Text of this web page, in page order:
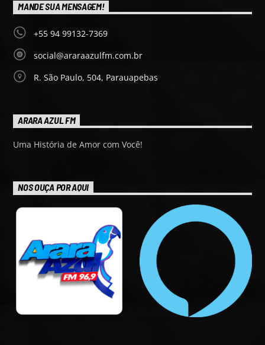
MANDE SUA MENSAGEM!
+55 94 99132-7369
social@araraazulfm.com.br
R. São Paulo, 504, Parauapebas
ARARA AZUL FM
Uma História de Amor com Você!
NOS OUÇA POR AQUI